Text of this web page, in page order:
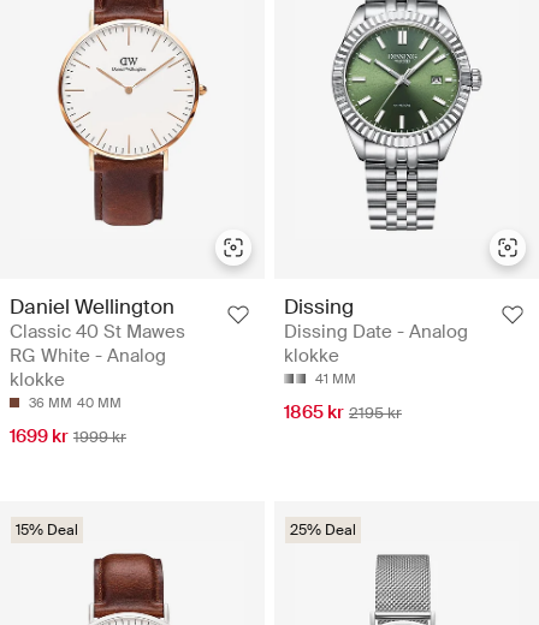
Daniel Wellington
Classic 40 St Mawes
RG White - Analog
klokke
36 MM 40 MM
1699 kr 1999 kr
Dissing
Dissing Date - Analog
klokke
41 MM
1865 kr 2195 kr
15% Deal 25% Deal